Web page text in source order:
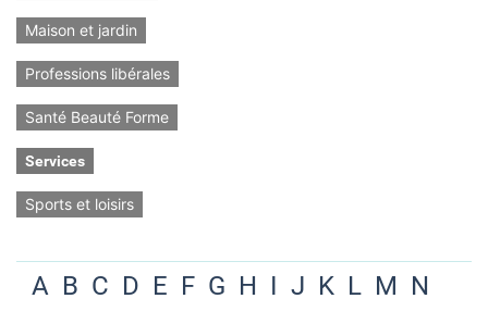
Maison et jardin
Professions libérales
Santé Beauté Forme
Services
Sports et loisirs
A B C D E F G H I J K L M N